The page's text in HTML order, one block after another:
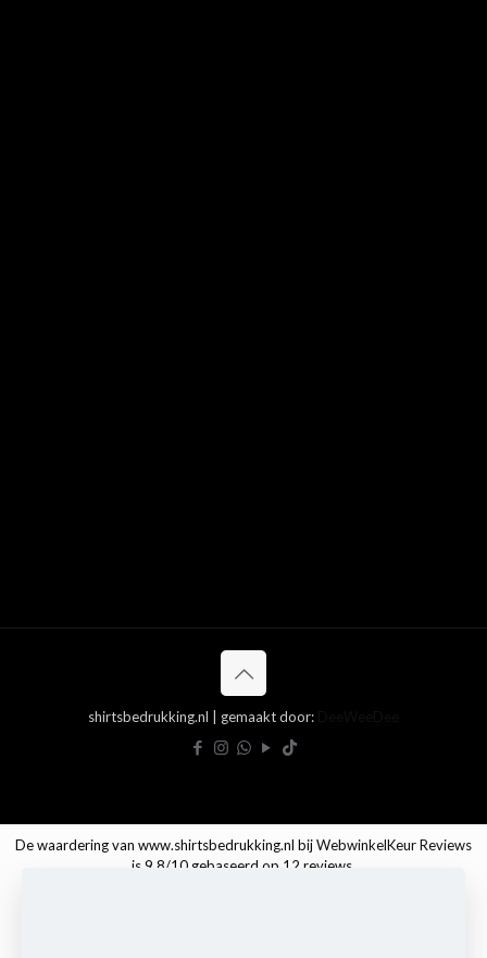
shirtsbedrukking.nl | gemaakt door:
De waardering van www.shirtsbedrukking.nl bijWebwinkelKeur Reviews
is 9.8/10 gebaseerd op 12 reviews.